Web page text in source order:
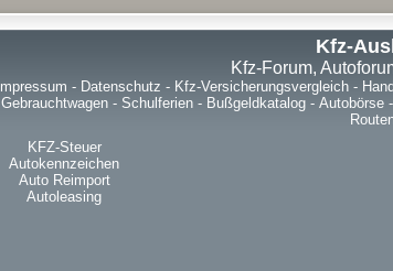
Kfz-
Kfz-Forum,
Impressum - Datenschutz - Kfz-Versicherungsvergleich-
Gebrauchtwagen - Schulferien - Bußgeldkatalog - Autobörse -
KFZ-Steuer
Autokennzeichen
Auto Reimport
Autoleasing